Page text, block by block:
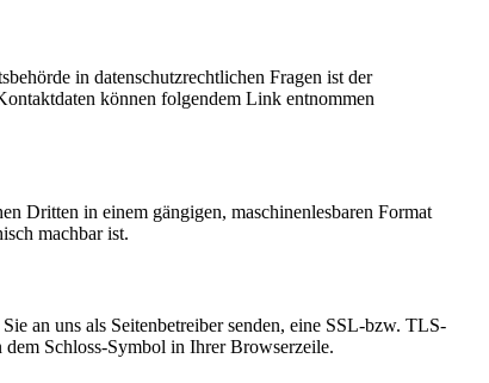
in datenschutzrechtlichen Fragen ist der
können folgendem Link entnommen
Dritten in einem gängigen, maschinenlesbaren Format
machbar ist.
an uns als Seitenbetreiber senden, eine SSL-bzw. TLS-
dem Schloss-Symbol in Ihrer Browserzeile.